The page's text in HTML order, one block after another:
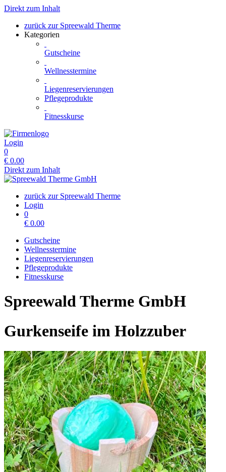
Direkt zum Inhalt
zurück zur Spreewald Therme
Kategorien
Gutscheine
Wellnesstermine
Liegenreservierungen
Pflegeprodukte
Fitnesskurse
Login
0
€ 0.00
Direkt zum Inhalt
zurück zur Spreewald Therme
Login
0
€ 0.00
Gutscheine
Wellnesstermine
Liegenreservierungen
Pflegeprodukte
Fitnesskurse
Spreewald Therme GmbH
Gurkenseife im Holzzuber